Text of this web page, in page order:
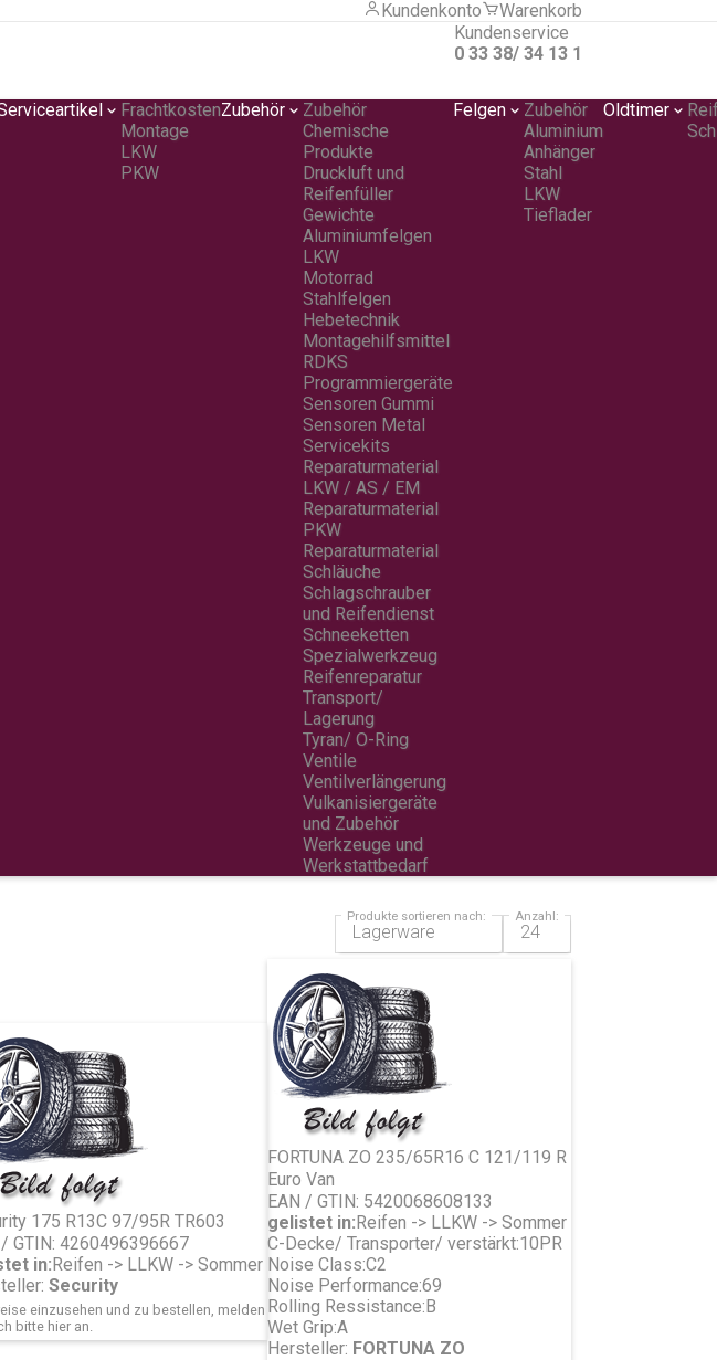
Kundenkonto
Warenkorb
Kundenservice
0 33 38/ 34 13 1
Frachtkosten
Montage
LKW
PKW
Zubehör
Zubehör
Chemische
Produkte
Druckluft und
Reifenfüller
Gewichte
Aluminiumfelgen
LKW
Motorrad
Stahlfelgen
Hebetechnik
Montagehilfsmittel
RDKS
Programmiergeräte
Sensoren Gummi
Sensoren Metal
Servicekits
Reparaturmaterial
LKW / AS / EM
Reparaturmaterial
PKW
Reparaturmaterial
Schläuche
Schlagschrauber
und Reifendienst
Schneeketten
Spezialwerkzeug
Reifenreparatur
Transport/
Lagerung
Tyran/ O-Ring
Ventile
Ventilverlängerung
Vulkanisiergeräte
und Zubehör
Werkzeuge und
Werkstattbedarf
Felgen
Zubehör
Aluminium
Anhänger
Stahl
LKW
Tieflader
Oldtimer
Produkte sortieren nach: Anzahl:
175 R13C 97/95R TR603
/ GTIN: 4260496396667
in:Reifen -> LLKW -> Sommer
Security
einzusehen und zu bestellen, melden
bitte hier an.
FORTUNA ZO 235/65R16 C 121/119 R
Euro Van
EAN / GTIN: 5420068608133
gelistet in:Reifen -> LLKW -> Sommer
C-Decke/ Transporter/ verstärkt:10PR
Noise Class:C2
Noise Performance:69
Rolling Ressistance:B
Wet Grip:A
Hersteller: FORTUNA ZO